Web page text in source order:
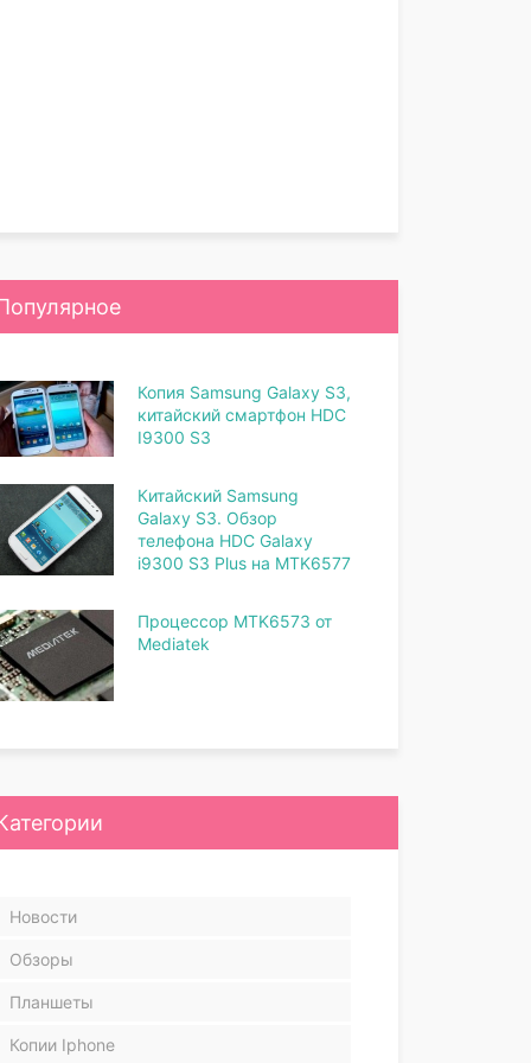
Копия Samsung Galaxy S3,
китайский смартфон HDC
I9300 S3
Китайский Samsung
Galaxy S3. Обзор
телефона HDC Galaxy
i9300 S3 Plus на MTK6577
Процессор MTK6573 от
Mediatek
Новости
Обзоры
Планшеты
Копии Iphone